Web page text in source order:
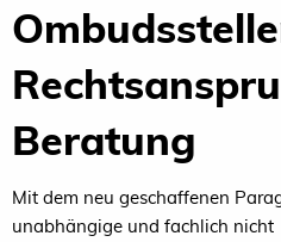
Rechtsan
Beratung
Mit dem neu geschaffenen
unabhängige und fachlich nicht